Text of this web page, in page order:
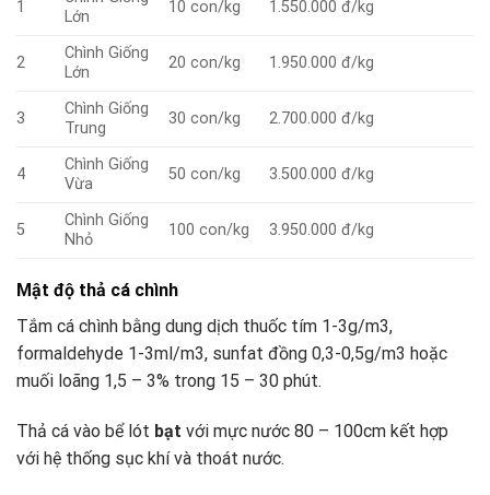
1
Lớn
10 con/kg 1.550.000 đ/kg
2
Chình Giống
Lớn
20 con/kg 1.950.000 đ/kg
3
Chình Giống
Trung
30 con/kg 2.700.000 đ/kg
4
Chình Giống
Vừa
50 con/kg 3.500.000 đ/kg
5
Chình Giống
Nhỏ
100 con/kg 3.950.000 đ/kg
Mật độ thả cá chình
Tắm cá chình bằng dung dịch thuốc tím 1-3g/m3,
formaldehyde 1-3ml/m3, sunfat đồng 0,3-0,5g/m3 hoặc
muối loãng 1,5 – 3% trong 15 – 30 phút.
Thả cá vào bể lót bạt với mực nước 80 – 100cm kết hợp
với hệ thống sục khí và thoát nước.